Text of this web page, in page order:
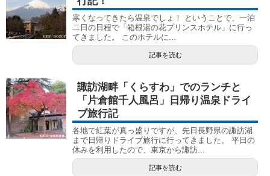
寒くなってきたら温泉でしょ！ ということで、一泊
二日の日程で「箱根湯の花プリンスホテル」に行っ
てきました。 このホテルに...
記事を読む
諏訪湖畔「くらすわ」でのランチと
「片倉館千人風呂」日帰り温泉ドライ
ブ旅行記
各地で紅葉が真っ盛りですが、先日長野県の諏訪湖
まで日帰りドライブ旅行に行ってきました。 平日の
休みを利用したので、東京から諏訪...
記事を読む